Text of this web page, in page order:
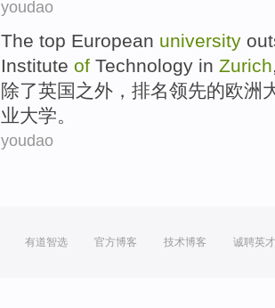
youdao
The top European university
Institute of Technology in Zurich
除了英国之外 ， 排名领先的欧洲
业大学。
youdao
有道智选 官方博客 技术博客 诚聘英才